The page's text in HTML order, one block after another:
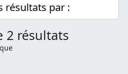
résultats par :
2 résultats